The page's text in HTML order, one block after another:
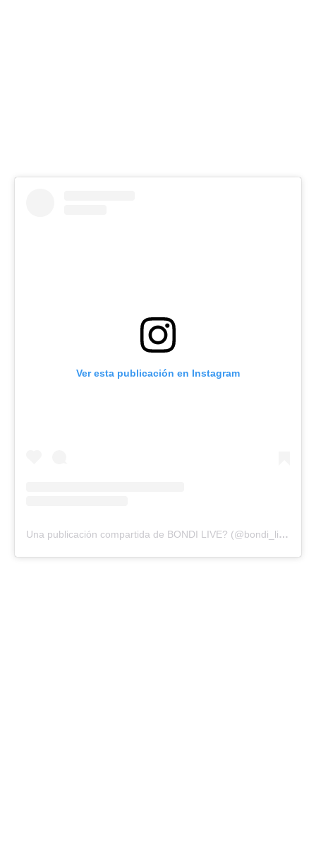
Ver esta publicación en Instagram
Una publicación compartida de BONDI LIVE? (@bondi_liveok)